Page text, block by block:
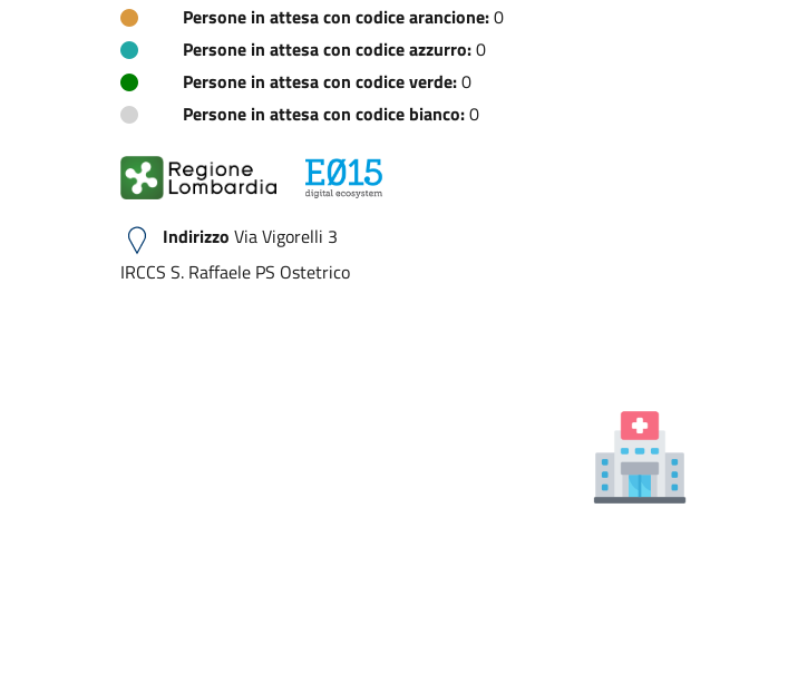
Persone in attesa con codice arancione:0
Persone in attesa con codice azzurro:0
Persone in attesa con codice verde:0
Persone in attesa con codice bianco:0
Indirizzo Via Vigorelli 3
IRCCS S. Raffaele PS Ostetrico